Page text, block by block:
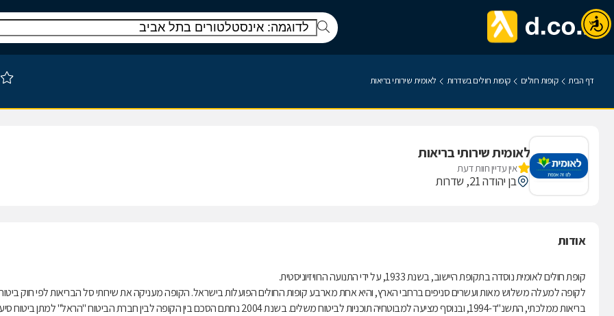
דף הבית קופות חולים קופות חולים בשדרות לאומית שירותי בריאות
לאומית שירותי בריאות
אין עדיין חוות דעת
בן יהודה 21, שדרות
אודות
קופת חולים לאומית נוסדה בתקופת היישוב, בשנת 1933, על ידי התנועה הרוויזיוניסטית.
לקופה למעלה משלוש מאות ועשרים סניפים ברחבי הארץ, והיא אחת מארבע קופות החולים הפועלות בישראל. הקופה מעניקה את שירותי סל הבריאות לפי חוק
בריאות ממלכתי, התשנ"ד-1994, ובנוסף מציעה למבוטחיה תוכניות לביטוח משלים. בשנת 2004 נחתם הסכם בין הקופה לבין חברת הביטוח "הראל" למתן ביטוח